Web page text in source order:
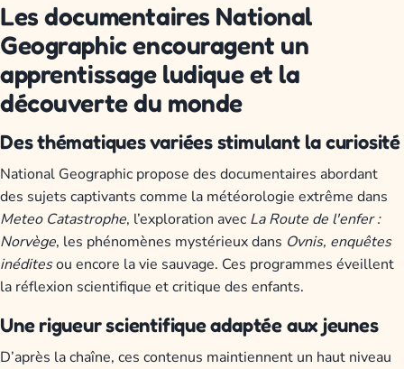
Les documentaires National
Geographic encouragent un
apprentissage ludique et la
découverte du monde
Des thématiques variées stimulant la curiosité
National Geographic propose des documentaires abordant
des sujets captivants comme la météorologie extrême dans
Meteo Catastrophe, l’exploration avec La Route de l'enfer :
Norvège, les phénomènes mystérieux dans Ovnis, enquêtes
inéditesou encore la vie sauvage. Ces programmes éveillent
la réflexion scientifique et critique des enfants.
Une rigueur scientifique adaptée aux jeunes
D’après la chaîne, ces contenus maintiennent un haut niveau